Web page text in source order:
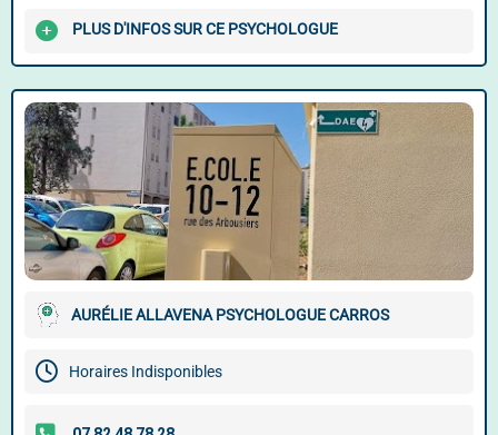
PLUS D'INFOS SUR CE PSYCHOLOGUE
AURÉLIE ALLAVENA PSYCHOLOGUE CARROS
Horaires Indisponibles